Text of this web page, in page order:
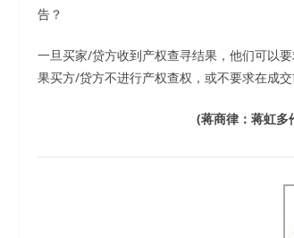
告？
一旦买家/贷方收到产权查寻结果，他们可以
果买方/贷方不进行产权查权，或不要求在成
(蒋商律：蒋虹多